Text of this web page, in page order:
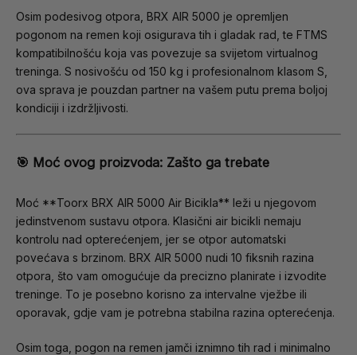
Osim podesivog otpora, BRX AIR 5000 je opremljen
pogonom na remen koji osigurava tih i gladak rad, te FTMS
kompatibilnošću koja vas povezuje sa svijetom virtualnog
treninga. S nosivošću od 150 kg i profesionalnom klasom S,
ova sprava je pouzdan partner na vašem putu prema boljoj
kondiciji i izdržljivosti.
🎯 Moć ovog proizvoda: Zašto ga trebate
Moć **Toorx BRX AIR 5000 Air Bicikla** leži u njegovom
jedinstvenom sustavu otpora. Klasični air bicikli nemaju
kontrolu nad opterećenjem, jer se otpor automatski
povećava s brzinom. BRX AIR 5000 nudi 10 fiksnih razina
otpora, što vam omogućuje da precizno planirate i izvodite
treninge. To je posebno korisno za intervalne vježbe ili
oporavak, gdje vam je potrebna stabilna razina opterećenja.
Osim toga, pogon na remen jamči iznimno tih rad i minimalno